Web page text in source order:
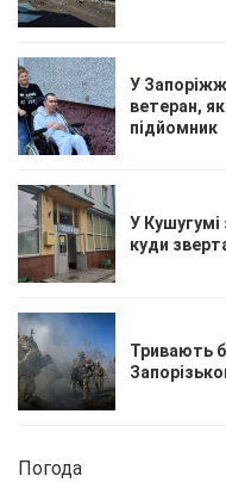
У
ветеран,
підйомник
У Кушугумі
куди
Тривають
Погода